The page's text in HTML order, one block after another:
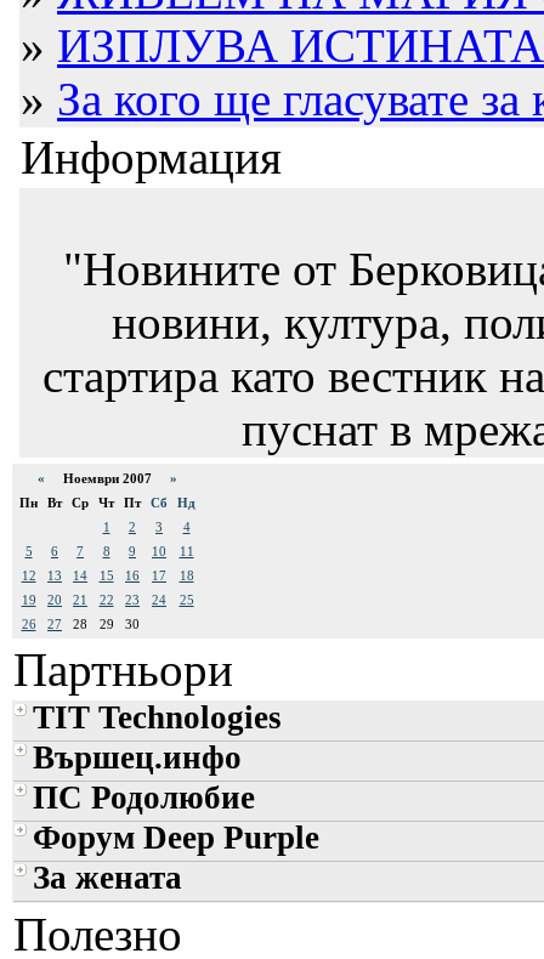
» ИЗПЛУВА
» За кого ще гласувате за
Информация
"Новините от
новини, култура,
стартира като вестник
пуснат в
« Ноември 2007 »
Пн
Вт Ср Чт Пт Сб
Нд
1
2 3
4
5
6 7 8 9 10
11
12
13 14 15 16 17
18
19
20 21 22 23 24
25
26
27 28 29 30
Партньори
TIT Technologies
Вършец.инфо
ПС Родолюбие
Форум Deep Purple
За жената
Полезно